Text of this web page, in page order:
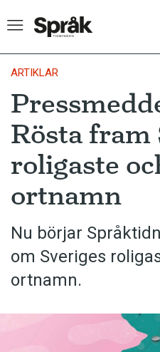
Hem
Artiklar
Krönikor
Språkfrågor
Bokrecensioner
Kviss
Anmäl till språkpolisen
ARTIKLAR
Rösta fram
roligaste
ortnamn
Nu börjar
om Sveriges
ortnamn.